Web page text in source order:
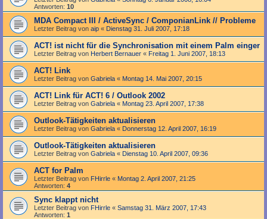
Antworten: 10
MDA Compact III / ActiveSync / ComponianLink // Probleme
Letzter Beitrag von aip « Dienstag 31. Juli 2007, 17:18
ACT! ist nicht für die Synchronisation mit einem Palm einger
Letzter Beitrag von Herbert Bernauer « Freitag 1. Juni 2007, 18:13
ACT! Link
Letzter Beitrag von Gabriela « Montag 14. Mai 2007, 20:15
ACT! Link für ACT! 6 / Outlook 2002
Letzter Beitrag von Gabriela « Montag 23. April 2007, 17:38
Outlook-Tätigkeiten aktualisieren
Letzter Beitrag von Gabriela « Donnerstag 12. April 2007, 16:19
Outlook-Tätigkeiten aktualisieren
Letzter Beitrag von Gabriela « Dienstag 10. April 2007, 09:36
ACT for Palm
Letzter Beitrag von FHirrle « Montag 2. April 2007, 21:25
Antworten: 4
Sync klappt nicht
Letzter Beitrag von FHirrle « Samstag 31. März 2007, 17:43
Antworten: 1